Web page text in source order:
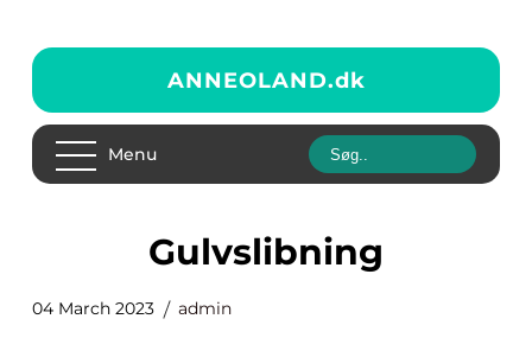
ANNEOLAND.dk
Menu
gulvslibning
04 March 2023 admin